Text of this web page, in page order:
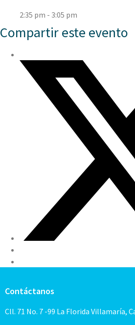
2:35 pm - 3:05 pm
Compartir este evento
Contáctanos
Cll. 71 No. 7 -99 La Florida Villamaría,